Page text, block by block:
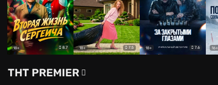
18+ 8.7 18+ 7.5 18+ 7.6 16+
ТНТ PREMIER